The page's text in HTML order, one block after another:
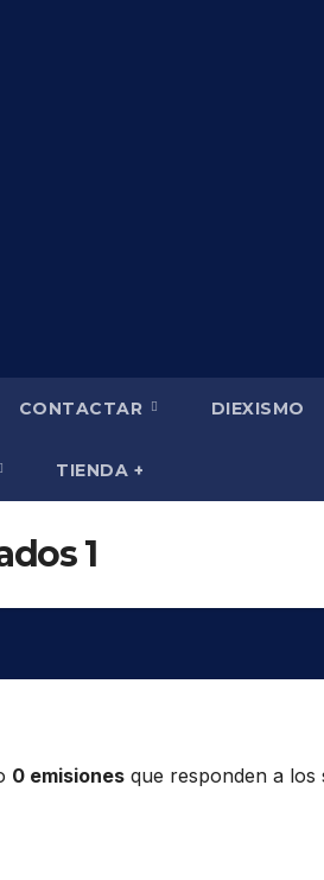
CONTACTAR DIEXISMO
TIENDA +
1
0 emisiones que responden a los